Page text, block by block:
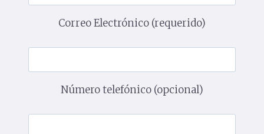
Correo Electrónico (requerido)
Número telefónico (opcional)